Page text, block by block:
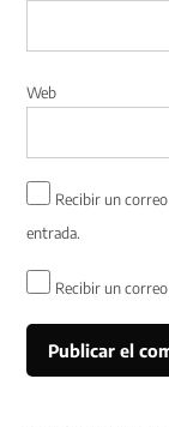
Web
Recibir un
entrada.
Recibir un